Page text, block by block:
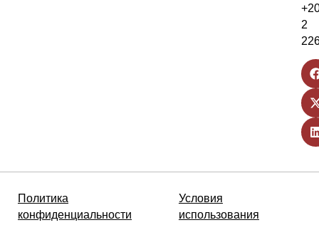
2
Политика
конфиденциальности
Условия
использования